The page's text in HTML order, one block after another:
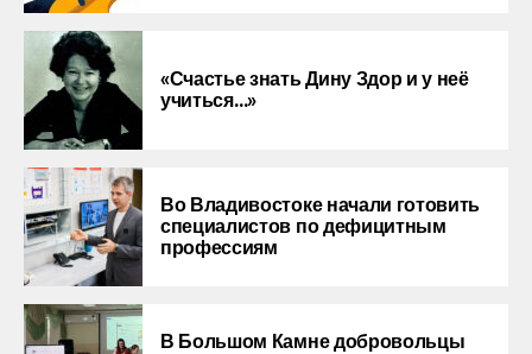
«Счастье знать Дину Здор и у неё
учиться…»
Во Владивостоке начали готовить
специалистов по дефицитным
профессиям
В Большом Камне добровольцы